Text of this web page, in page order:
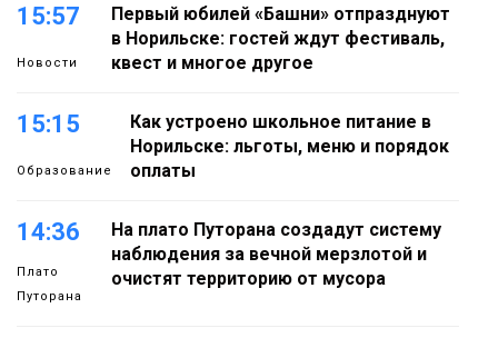
15:57
Новости
Первый юбилей «Башни» отпразднуют
в Норильске: гостей ждут фестиваль,
квест и многое другое
15:15
Образование
Как устроено школьное питание в
Норильске: льготы, меню и порядок
оплаты
14:36
Плато
Путорана
На плато Путорана создадут систему
наблюдения за вечной мерзлотой и
очистят территорию от мусора